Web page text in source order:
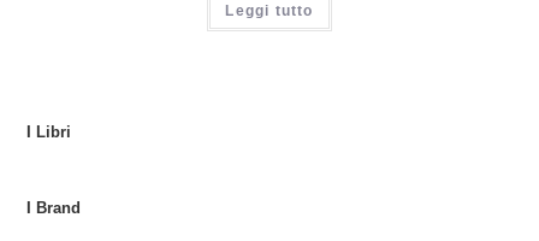
Leggi tutto
I Libri
I Brand